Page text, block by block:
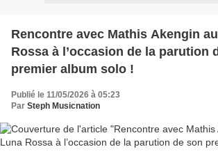
Rencontre avec Mathis Akengin
Rossa à l’occasion de la parution
premier album solo !
Publié le 11/05/2026 à 05:23
Par Steph Musicnation